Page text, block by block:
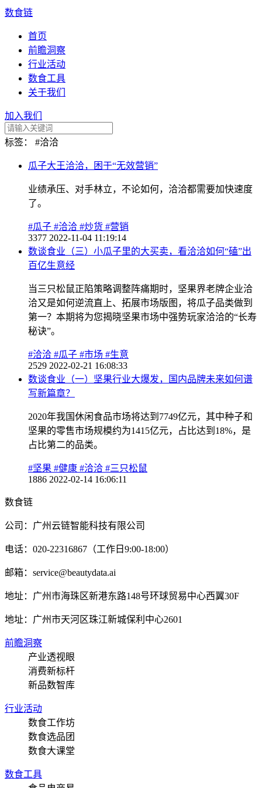
数食链
首页
前瞻洞察
行业活动
数食工具
关于我们
加入我们
标签： #洽洽
瓜子大王洽洽，困于“无效营销”
业绩承压、对手林立，不论如何，洽洽都需要加快速度
了。
#瓜子 #洽洽 #炒货 #营销
3377 2022-11-04 11:19:14
数谈食业（三）小瓜子里的大买卖，看洽洽如何“磕”出
百亿生意经
当三只松鼠正陷策略调整阵痛期时，坚果界老牌企业洽
洽又是如何逆流直上、拓展市场版图，将瓜子品类做到
第一？本期将为您揭晓坚果市场中强势玩家洽洽的“长寿
秘诀”。
#洽洽 #瓜子 #市场 #生意
2529 2022-02-21 16:08:33
数谈食业（一）坚果行业大爆发，国内品牌未来如何谱
写新篇章？
2020年我国休闲食品市场将达到7749亿元，其中种子和
坚果的零售市场规模约为1415亿元，占比达到18%，是
占比第二的品类。
#坚果 #健康 #洽洽 #三只松鼠
1886 2022-02-14 16:06:11
数食链
公司：广州云链智能科技有限公司
电话：020-22316867（工作日9:00-18:00）
邮箱：service@beautydata.ai
地址：广州市海珠区新港东路148号环球贸易中心西翼30F
地址： 广州市天河区珠江新城保利中心2601
前瞻洞察
产业透视眼
消费新标杆
新品数智库
行业活动
数食工作坊
数食选品团
数食大课堂
数食工具